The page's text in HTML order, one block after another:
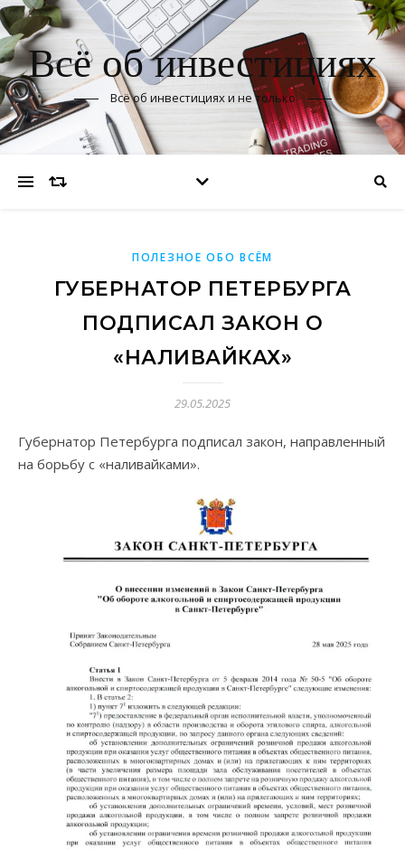
Всё об инвестициях
Всё об инвестициях и не только
ПОЛЕЗНОЕ ОБО ВСЁМ
ГУБЕРНАТОР ПЕТЕРБУРГА
ПОДПИСАЛ ЗАКОН О
«НАЛИВАЙКАХ»
29.05.2025
Губернатор Петербурга подписал закон, направленный
на борьбу с «наливайками».